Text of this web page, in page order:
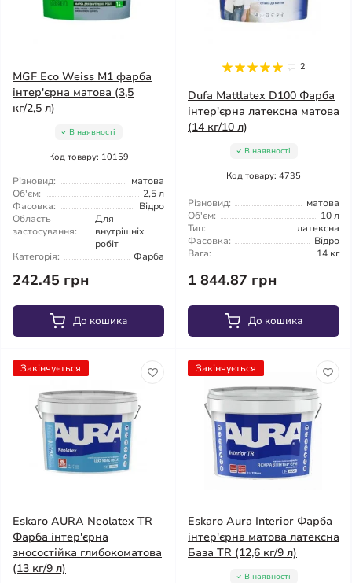
MGF Eco Weiss M1 фарба
інтер'єрна матова (3,5
кг/2,5 л)
В наявності
Код товару: 10159
Різновид:
матова
Об'єм:
2,5 л
Фасовка:
Відро
Область
застосування:
Для
внутрішніх
робіт
Категорія:
Фарба
242.45 грн
До кошика
2
Dufa Mattlatex D100 Фарба
інтер'єрна латексна матова
(14 кг/10 л)
В наявності
Код товару: 4735
Різновид:
матова
Об'єм:
10 л
Тип:
латексна
Фасовка:
Відро
Вага:
14 кг
1 844.87 грн
До кошика
Закінчується
Eskaro AURA Neolatex TR
Фарба інтер'єрна
зносостійка глибокоматова
(13 кг/9 л)
Закінчується
Eskaro Aura Interior Фарба
інтер'єрна матова латексна
База TR (12,6 кг/9 л)
В наявності